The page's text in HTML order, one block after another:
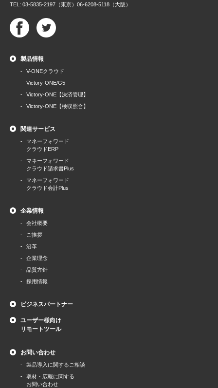
TEL: 03-5835-2197（東京）06-6208-5118（大阪）
製品情報
V-ONEクラウド
Victory-ONE/G5
Victory-ONE【決済管理】
Victory-ONE【検収照合】
関連サービス
マネーフォワード
クラウドERP
マネーフォワード
クラウド請求書Plus
マネーフォワード
クラウド会計Plus
企業情報
会社概要
ご挨拶
沿革
企業理念
品質方針
採用情報
ビジネスパートナー
ユーザー様向け
リモートツール
お問い合わせ
製品導⼊に関するご相談
取材・広報に関する
お問い合わせ